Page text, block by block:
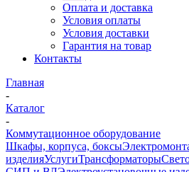
Оплата и доставка
Условия оплаты
Условия доставки
Гарантия на товар
Контакты
Главная
-
Каталог
-
Коммутационное оборудование
Шкафы, корпуса, боксы
изделияУслугиТрансформаторы